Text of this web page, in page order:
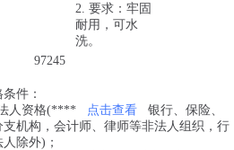
2. 要求：牢固
耐用，可水
洗。
97245
件：
人资格(****
点击查看
银行、保险、
机构，会计师、律师等非法人组织，行
除外)；